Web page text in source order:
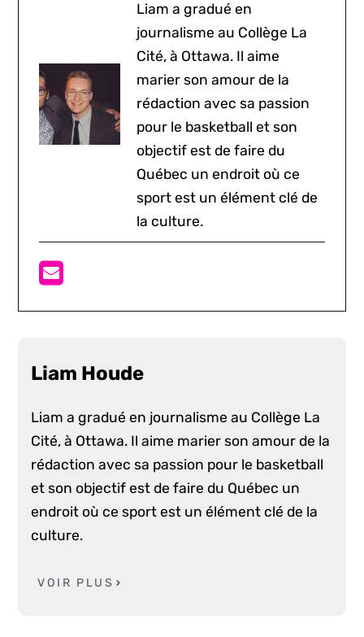
Liam a gradué en
journalisme au Collège La
Cité, à Ottawa. Il aime
marier son amour de la
rédaction avec sa passion
pour le basketball et son
objectif est de faire du
Québec un endroit où ce
sport est un élément clé de
la culture.
Liam Houde
Liam a gradué en journalisme au Collège La
Cité, à Ottawa. Il aime marier son amour de la
rédaction avec sa passion pour le basketball
et son objectif est de faire du Québec un
endroit où ce sport est un élément clé de la
culture.
VOIR PLUS